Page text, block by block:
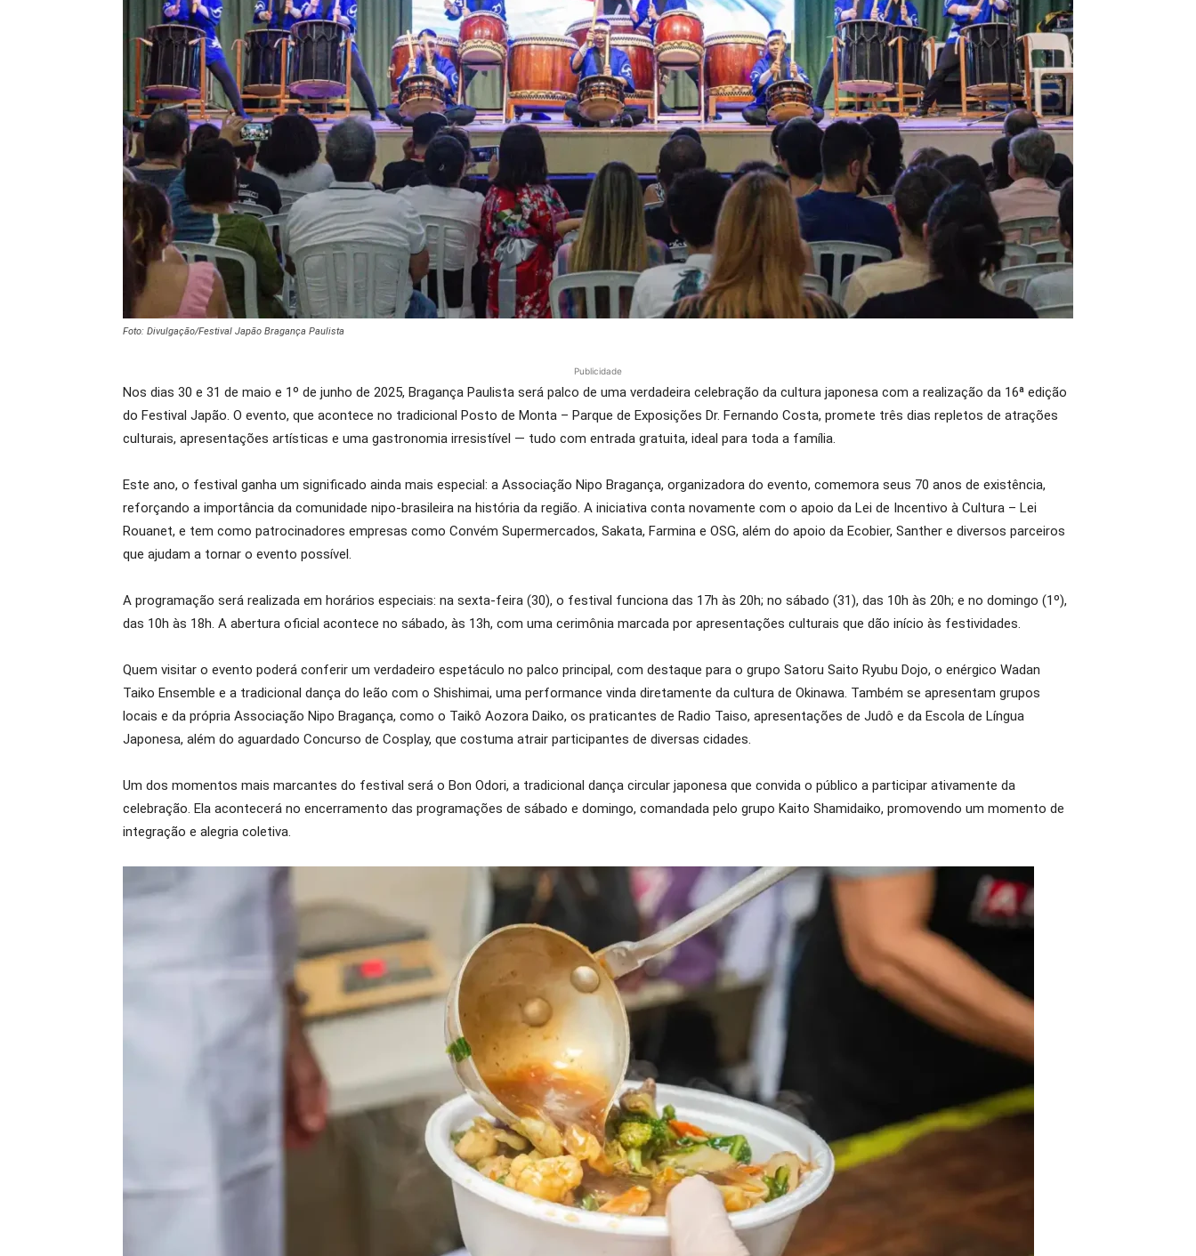
Foto: Divulgação/Festival Japão Bragança Paulista
Publicidade
Nos dias 30 e 31 de maio e 1º de junho de 2025, Bragança Paulista será palco de uma verdadeira celebração da cultura japonesa com a realização da 16ª edição
do Festival Japão. O evento, que acontece no tradicional Posto de Monta – Parque de Exposições Dr. Fernando Costa, promete três dias repletos de atrações
culturais, apresentações artísticas e uma gastronomia irresistível — tudo com entrada gratuita, ideal para toda a família.
Este ano, o festival ganha um significado ainda mais especial: a Associação Nipo Bragança, organizadora do evento, comemora seus 70 anos de existência,
reforçando a importância da comunidade nipo-brasileira na história da região. A iniciativa conta novamente com o apoio da Lei de Incentivo à Cultura – Lei
Rouanet, e tem como patrocinadores empresas como Convém Supermercados, Sakata, Farmina e OSG, além do apoio da Ecobier, Santher e diversos parceiros
que ajudam a tornar o evento possível.
A programação será realizada em horários especiais: na sexta-feira (30), o festival funciona das 17h às 20h; no sábado (31), das 10h às 20h; e no domingo (1º),
das 10h às 18h. A abertura oficial acontece no sábado, às 13h, com uma cerimônia marcada por apresentações culturais que dão início às festividades.
Quem visitar o evento poderá conferir um verdadeiro espetáculo no palco principal, com destaque para o grupo Satoru Saito Ryubu Dojo, o enérgico Wadan
Taiko Ensemble e a tradicional dança do leão com o Shishimai, uma performance vinda diretamente da cultura de Okinawa. Também se apresentam grupos
locais e da própria Associação Nipo Bragança, como o Taikô Aozora Daiko, os praticantes de Radio Taiso, apresentações de Judô e da Escola de Língua
Japonesa, além do aguardado Concurso de Cosplay, que costuma atrair participantes de diversas cidades.
Um dos momentos mais marcantes do festival será o Bon Odori, a tradicional dança circular japonesa que convida o público a participar ativamente da
celebração. Ela acontecerá no encerramento das programações de sábado e domingo, comandada pelo grupo Kaito Shamidaiko, promovendo um momento de
integração e alegria coletiva.